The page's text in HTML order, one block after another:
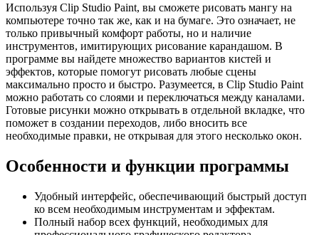
Используя Clip Studio Paint, вы сможете рисовать мангу на
компьютере точно так же, как и на бумаге. Это означает, не
только привычный комфорт работы, но и наличие
инструментов, имитирующих рисование карандашом. В
программе вы найдете множество вариантов кистей и
эффектов, которые помогут рисовать любые сцены
максимально просто и быстро. Разумеется, в Clip Studio Paint
можно работать со слоями и переключаться между каналами.
Готовые рисунки можно открывать в отдельной вкладке, что
поможет в создании переходов, либо вносить все
необходимые правки, не открывая для этого несколько окон.
Особенности и функции программы
Удобный интерфейс, обеспечивающий быстрый доступ
ко всем необходимым инструментам и эффектам.
Полный набор всех функций, необходимых для